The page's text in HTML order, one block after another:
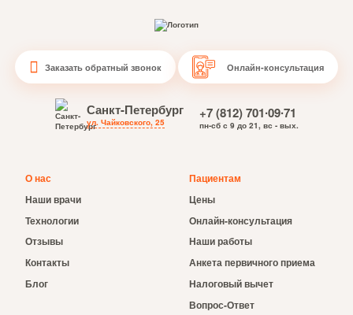
Санкт-Петербург
ул. Чайковского, 25
+7 (812) 701∙09∙71
пн-сб с 9 до 21, вс - вых.
Заказать обратный звонок Онлайн-консультация
О нас
Наши врачи
Технологии
Отзывы
Контакты
Блог
Пациентам
Цены
Онлайн-консультация
Наши работы
Анкета первичного приема
Налоговый вычет
Вопрос-Ответ